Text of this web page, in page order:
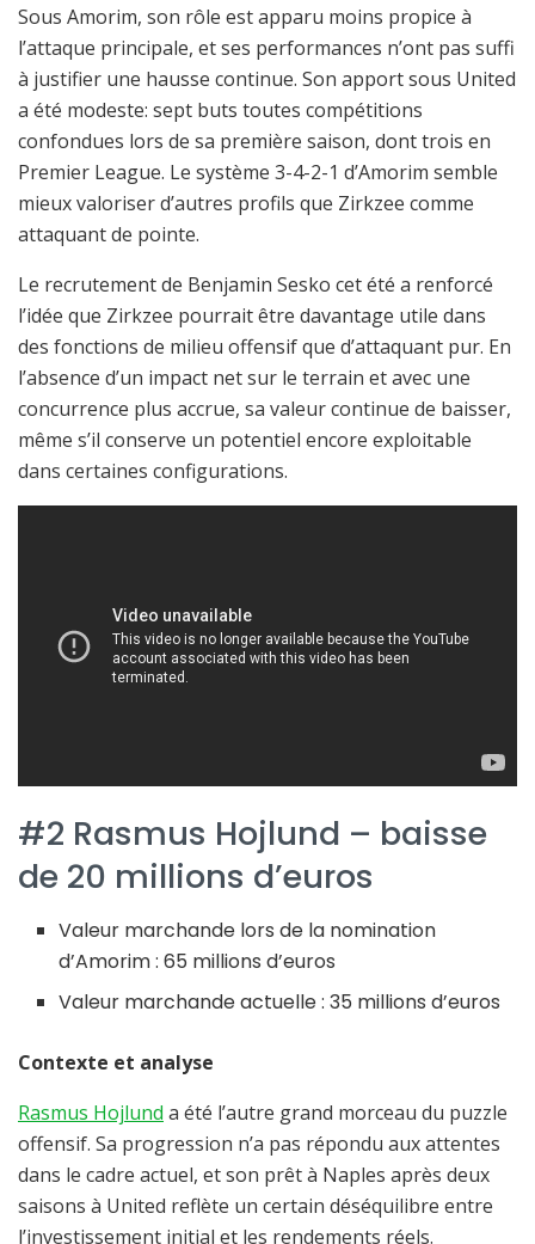
Sous Amorim, son rôle est apparu moins propice à
l’attaque principale, et ses performances n’ont pas suffi
à justifier une hausse continue. Son apport sous United
a été modeste: sept buts toutes compétitions
confondues lors de sa première saison, dont trois en
Premier League. Le système 3-4-2-1 d’Amorim semble
mieux valoriser d’autres profils que Zirkzee comme
attaquant de pointe.
Le recrutement de Benjamin Sesko cet été a renforcé
l’idée que Zirkzee pourrait être davantage utile dans
des fonctions de milieu offensif que d’attaquant pur. En
l’absence d’un impact net sur le terrain et avec une
concurrence plus accrue, sa valeur continue de baisser,
même s’il conserve un potentiel encore exploitable
dans certaines configurations.
#2 Rasmus Hojlund – baisse
de 20 millions d’euros
Valeur marchande lors de la nomination
d’Amorim : 65 millions d’euros
Valeur marchande actuelle : 35 millions d’euros
Contexte et analyse
Rasmus Hojlund a été l’autre grand morceau du puzzle
offensif. Sa progression n’a pas répondu aux attentes
dans le cadre actuel, et son prêt à Naples après deux
saisons à United reflète un certain déséquilibre entre
l’investissement initial et les rendements réels.